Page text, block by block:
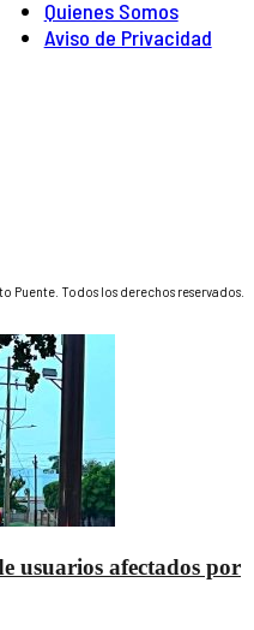
Quienes Somos
Aviso de Privacidad
Puente. Todos los derechos reservados.
usuarios afectados por